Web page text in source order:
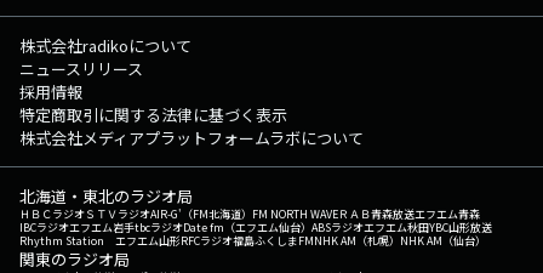
株式会社radikoについて
ニュースリリース
採用情報
特定商取引に関する法律に基づく表示
株式会社メディアプラットフォームラボについて
北海道・東北のラジオ局
ＨＢＣラジオＳＴＶラジオAIR-G'（FM北海道） FM NORTH WAVEＲＡＢ青森放送エフエム青森
IBCラジオエフエム岩手tbcラジオDate fm（エフエム仙台） ABSラジオエフエム秋田YBC山形放送
Rhythm Station エフエム山形RFCラジオ福島ふくしまFMNHK AM（札幌） NHK AM（仙台）
関東のラジオ局